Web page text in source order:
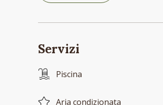
Servizi
Piscina
Aria condizionata